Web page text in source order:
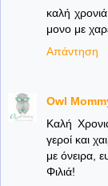
καλή
μονο με
Απάντηση
Owl
Καλή
γεροί και
με όνειρα,
Φιλιά!